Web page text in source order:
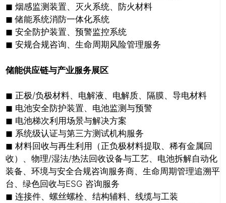
◼ 烟感监测装置、灭火系统、防火材料
◼ 储能系统消防一体化系统
◼ 安全防护装置、预警监控系统
◼ 安规合规咨询、生命周期风险管理服务
储能供应链与产业服务展区
◼ 正极/负极材料、电解液、电解质、隔膜、导电材料
◼ 电池安全防护装置、电池监测与预警
◼ 电池梯次利用场景与解决方案
◼ 系统级认证与第三方测试机构服务
◼ 材料回收与再生利用（正负极材料提取、稀有金属回
收）、物理/湿法/热法回收设备与工艺、电池拆解自动化
装备、环境与安全合规咨询服务商、生命周期管理追溯平
台、绿色回收与ESG 咨询服务
◼ 连接件、螺丝螺栓、结构辅料、线缆与工装